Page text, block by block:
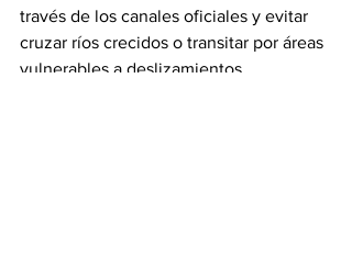
través de los canales oficiales y evitar
cruzar ríos crecidos o transitar por áreas
vulnerables a deslizamientos.